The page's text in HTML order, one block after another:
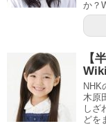
か？
【
NHK
木原
しざ
どを